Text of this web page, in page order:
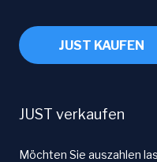
JUST KAUFEN
JUST verkaufen
Möchten Sie auszahlen